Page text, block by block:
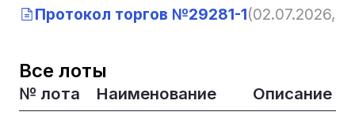
Протокол торгов №29281-1(02.07.2026,
Все лоты
№ лота Наименование Описание